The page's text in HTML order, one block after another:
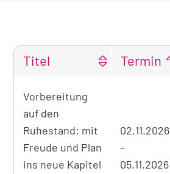
Übersicht
der
gefundenen
Seminare
Titel Termin
Vorbereitung
auf den
Ruhestand: mit
Freude und Plan
ins neue Kapitel
02.11.2026
–
05.11.2026